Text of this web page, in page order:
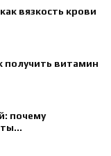
вязкость крови
получить витамин
почему